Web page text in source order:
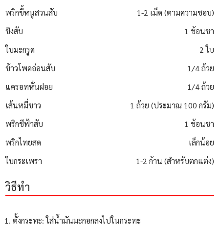
พริกขี้หนูสวนสับ
1-2 เม็ด (ตามความชอบ)
ขิงสับ
1 ช้อนชา
ใบมะกรูด
2 ใบ
ข้าวโพดอ่อนสับ
1/4 ถ้วย
แครอทหั่นฝอย
1/4 ถ้วย
เส้นหมี่ขาว
1 ถ้วย (ประมาณ 100 กรัม)
พริกชีฟ้าสับ
1 ช้อนชา
พริกไทยสด
เล็กน้อย
ใบกระเพรา
1-2 ก้าน (สำหรับตกแต่ง)
วิธีทำ
ตั้งกระทะ: ใส่น้ำมันมะกอกลงไปในกระทะ